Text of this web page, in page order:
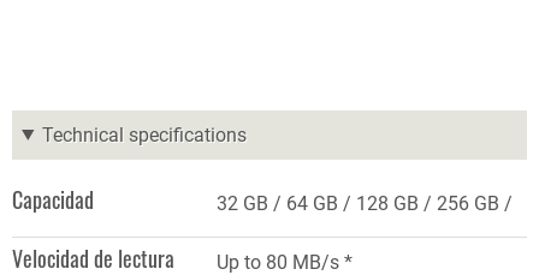
Technical specifications
Capacidad 32 GB 64 GB 128 GB 256 GB
Velocidad de lectura Up to 80 MB/s *